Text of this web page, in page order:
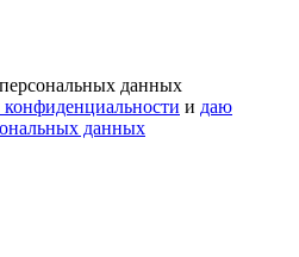
данных
и даю
данных